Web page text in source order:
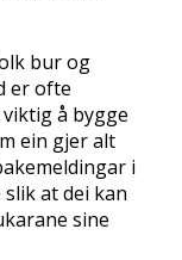
bur og
er ofte
å bygge
ein gjer alt
i
at dei kan
sine